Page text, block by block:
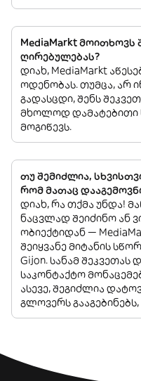
MediaMarkt მოითხოვს
ღირებულებას?
დიახ, MediaMarkt
ოდენობას. თუმცა, არ
გადასცდი, შენს
მხოლოდ დამატებითი
მოგიწევს.
თუ შემიძლია,
რომ მათაც
დიახ, რა თქმა უნდა!
ნაცვლად შეიძინო ან
ობიექტიდან —
შეიყვანე მიტანის
Gijon. სანამ შეკვეთას
საკონტაქტო
ასევე, შეგიძლია
გლოვერს